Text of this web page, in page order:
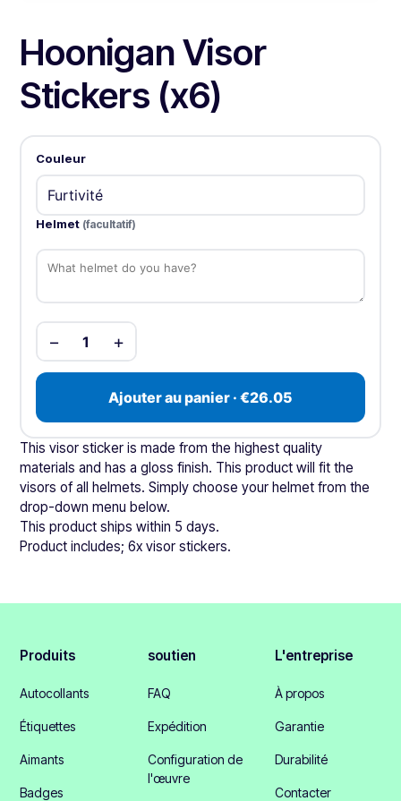
Hoonigan Visor
Stickers (x6)
Couleur
Helmet (facultatif)
− 1 +
Ajouter au panier · €26.05
This visor sticker is made from the highest quality
materials and has a gloss finish. This product will fit the
visors of all helmets. Simply choose your helmet from the
drop-down menu below.
This product ships within 5 days.
Product includes; 6x visor stickers.
Produits
Autocollants
Étiquettes
Aimants
Badges
soutien
FAQ
Expédition
Configuration de
l'œuvre
L'entreprise
À propos
Garantie
Durabilité
Contacter